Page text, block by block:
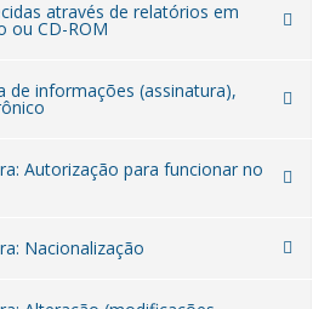
através de relatórios em
ou CD-ROM
de informações (assinatura),
Autorização para funcionar no
Nacionalização